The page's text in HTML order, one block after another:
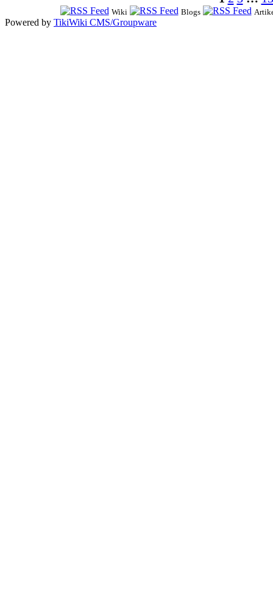
Wiki Blogs
Powered by TikiWiki CMS/Groupware